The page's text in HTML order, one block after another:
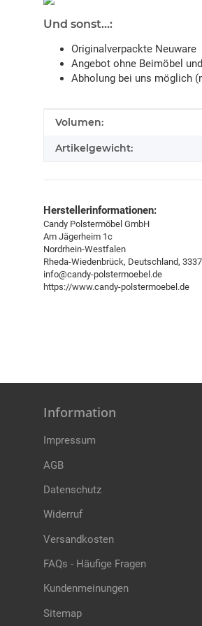
Und sonst...:
Originalverpackte Neuware
Angebot ohne Beimöbel
Abholung bei uns möglich
Produkteigenschaft
Wert
Volumen:
Artikelgewicht:
Herstellerinformationen:
Candy Polstermöbel GmbH
Am Jägerheim 1c
Nordrhein-Westfalen
Rheda-Wiedenbrück, Deutschland,
info@candy-polstermoebel.de
https://www.candy-polstermoebel.de
Information
Impressum
AGB
Datenschutz
Widerruf
Versandkosten
FAQs - Häufige Fragen
Kundenmeinungen
Sitemap